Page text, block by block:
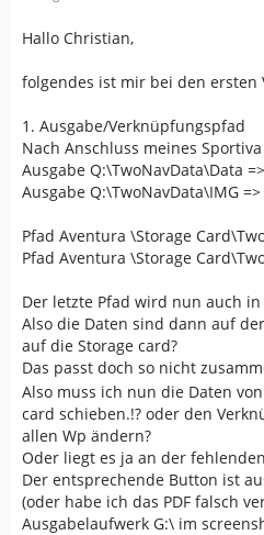
Hallo Christian,
folgendes ist mir bei den ersten
1. Ausgabe/Verknüpfungspfad
Nach Anschluss meines
Ausgabe Q:\TwoNavData\Data
Ausgabe Q:\TwoNavData\IMG
Pfad Aventura \Storage
Pfad Aventura \Storage
Der letzte Pfad wird nun auch
Also die Daten sind dann auf
auf die Storage card?
Das passt doch so nicht
Also muss ich nun die Daten
card schieben.!? oder den
allen Wp ändern?
Oder liegt es ja an der
Der entsprechende Button ist
(oder habe ich das PDF falsch
Ausgabelaufwerk G:\ im